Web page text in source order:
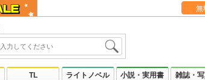
無
TL ライトノベル 小説・実用書 雑誌・